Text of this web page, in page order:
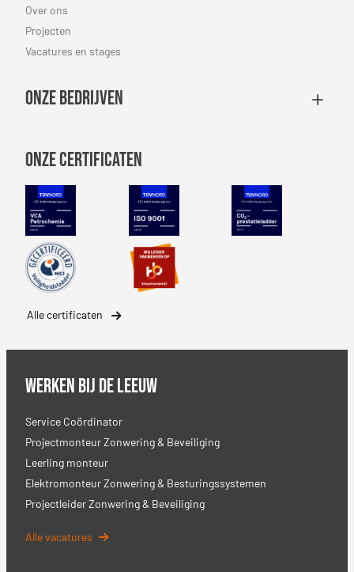
Over ons
Projecten
Vacatures en stages
Onze bedrijven
Onze certificaten
VCA Petrochemie NEN-EN-ISO 9001
Safety Culture Ladder
Alle certificaten
Werken bij De Leeuw
Service Coördinator
Projectmonteur Zonwering & Beveiliging
Leerling monteur
Elektromonteur Zonwering & Besturingssystemen
Projectleider Zonwering & Beveiliging
Alle vacatures